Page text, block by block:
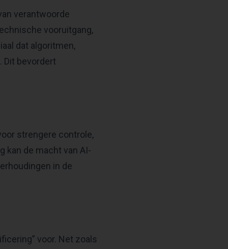
verantwoorde
vooruitgang,
dat algoritmen,
Dit bevordert
strengere controle,
kan de macht van AI-
in de
voor. Net zoals